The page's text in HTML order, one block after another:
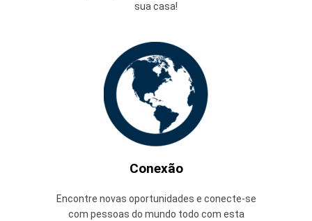
sua casa!
Conexão
Encontre novas oportunidades e conecte-se
com pessoas do mundo todo com esta